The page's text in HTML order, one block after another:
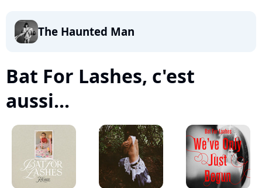
The Haunted Man
Bat For Lashes, c'est
aussi...